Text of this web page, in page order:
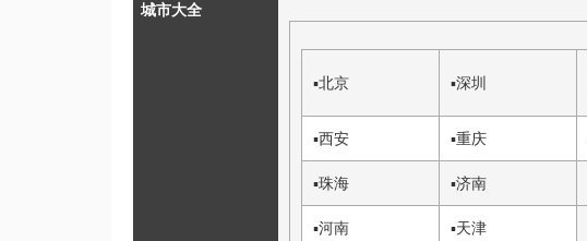
城市大全
▪北京 ▪深圳
▪西安 ▪重庆
▪珠海 ▪济南
▪河南 ▪天津